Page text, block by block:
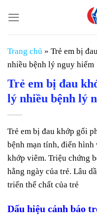
đến
nội
dung
Trang chủ » Trẻ em bị
nhiều bệnh lý nguy hiểm
Trẻ em bị đau
lý nhiều bệnh lý
Trẻ em bị đau khớp gối
bệnh mạn tính, điển
khớp viêm. Triệu chứng
hằng ngày của trẻ. Lâu
triển thể chất của trẻ
Dấu hiệu cảnh báo